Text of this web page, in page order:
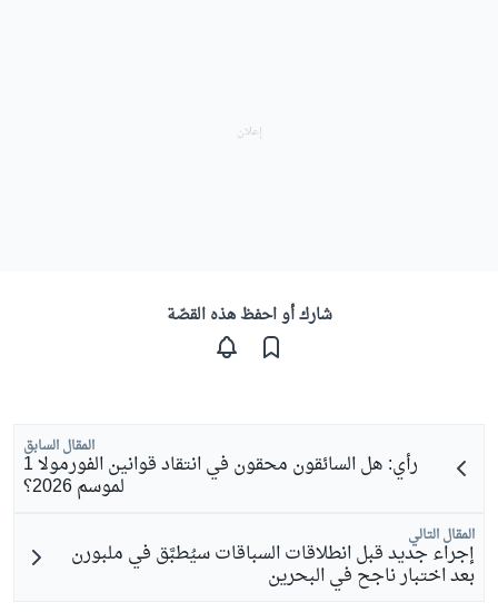
شارك أو احفظ هذه القصّة
المقال السابق
رأي: هل السائقون محقون في انتقاد قوانين الفورمولا 1
لموسم 2026؟
المقال التالي
إجراء جديد قبل انطلاقات السباقات سيُطبَّق في ملبورن
بعد اختبار ناجح في البحرين